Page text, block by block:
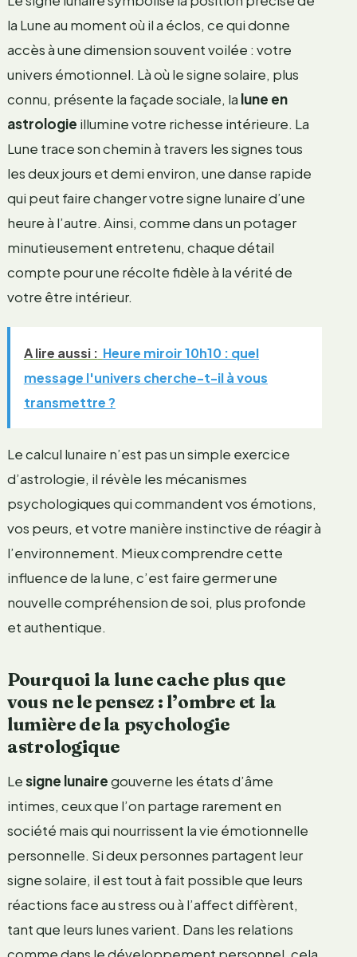
la Lune au moment où il a éclos, ce qui donne
accès à une dimension souvent voilée : votre
univers émotionnel. Là où le signe solaire, plus
connu, présente la façade sociale, la lune en
astrologie illumine votre richesse intérieure. La
Lune trace son chemin à travers les signes tous
les deux jours et demi environ, une danse rapide
qui peut faire changer votre signe lunaire d’une
heure à l’autre. Ainsi, comme dans un potager
minutieusement entretenu, chaque détail
compte pour une récolte fidèle à la vérité de
votre être intérieur.
A lire aussi : Heure miroir 10h10 : quel
message l'univers cherche-t-il à vous
transmettre ?
Le calcul lunaire n’est pas un simple exercice
d’astrologie, il révèle les mécanismes
psychologiques qui commandent vos émotions,
vos peurs, et votre manière instinctive de réagir à
l’environnement. Mieux comprendre cette
influence de la lune, c’est faire germer une
nouvelle compréhension de soi, plus profonde
et authentique.
Pourquoi la lune cache plus que
vous ne le pensez : l’ombre et la
lumière de la psychologie
astrologique
Lesigne lunairegouverne les états d’âme
intimes, ceux que l’on partage rarement en
société mais qui nourrissent la vie émotionnelle
personnelle. Si deux personnes partagent leur
signe solaire, il est tout à fait possible que leurs
réactions face au stress ou à l’affect diffèrent,
tant que leurs lunes varient. Dans les relations
comme dans le développement personnel, cela